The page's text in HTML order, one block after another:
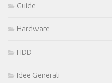
Guide
Hardware
HDD
Idee Generali